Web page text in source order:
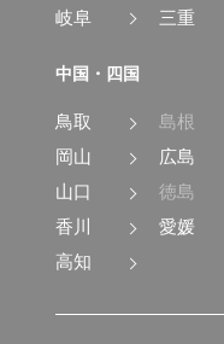
岐阜
三重
中国・四国
鳥取
島根
岡山
広島
山口
徳島
香川
愛媛
高知